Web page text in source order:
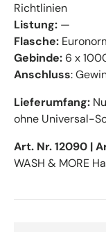
Richtlinien
Listung: —
Flasche:
Gebinde: 6 x
Anschluss:
Lieferumfang:
ohne Universal-
Art. Nr. 12090 |
WASH & MORE